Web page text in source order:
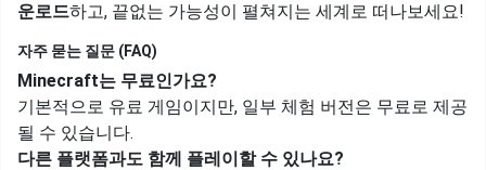
운로드하고, 끝없는 가능성이 펼쳐지는 세계로 떠나보세요!
자주 묻는 질문 (FAQ)
Minecraft는 무료인가요?
기본적으로 유료 게임이지만, 일부 체험 버전은 무료로 제공
될 수 있습니다.
다른 플랫폼과도 함께 플레이할 수 있나요?